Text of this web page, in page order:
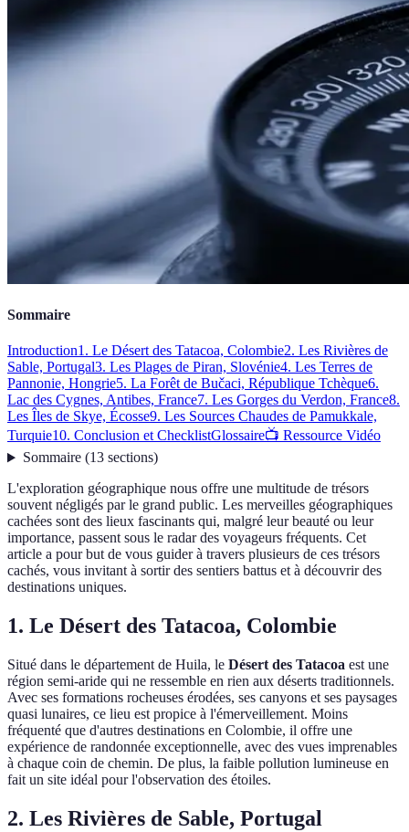
Sommaire
Introduction1. Le Désert des Tatacoa, Colombie2. Les Rivières de
Sable, Portugal3. Les Plages de Piran, Slovénie4. Les Terres de
Pannonie, Hongrie5. La Forêt de Bučaci, République Tchèque6.
Lac des Cygnes, Antibes, France7. Les Gorges du Verdon, France8.
Les Îles de Skye, Écosse9. Les Sources Chaudes de Pamukkale,
Turquie10. Conclusion et ChecklistGlossaire📺 Ressource Vidéo
Sommaire(13 sections)
L'exploration géographique nous offre une multitude de trésors
souvent négligés par le grand public. Les merveilles géographiques
cachées sont des lieux fascinants qui, malgré leur beauté ou leur
importance, passent sous le radar des voyageurs fréquents. Cet
article a pour but de vous guider à travers plusieurs de ces trésors
cachés, vous invitant à sortir des sentiers battus et à découvrir des
destinations uniques.
1. Le Désert des Tatacoa, Colombie
Situé dans le département de Huila, le Désert des Tatacoa est une
région semi-aride qui ne ressemble en rien aux déserts traditionnels.
Avec ses formations rocheuses érodées, ses canyons et ses paysages
quasi lunaires, ce lieu est propice à l'émerveillement. Moins
fréquenté que d'autres destinations en Colombie, il offre une
expérience de randonnée exceptionnelle, avec des vues imprenables
à chaque coin de chemin. De plus, la faible pollution lumineuse en
fait un site idéal pour l'observation des étoiles.
2. Les Rivières de Sable, Portugal